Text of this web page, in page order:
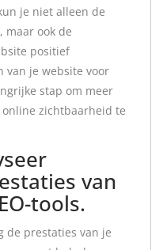
je niet alleen de
maar ook de
positief
van je website voor
stap om meer
zichtbaarheid te
van
tools.
de prestaties van je